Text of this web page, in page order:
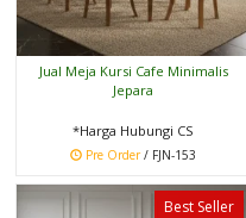
Jual Meja Kursi Cafe Minimalis
Jepara
*Harga Hubungi CS
Pre Order/ FJN-153
Best Seller